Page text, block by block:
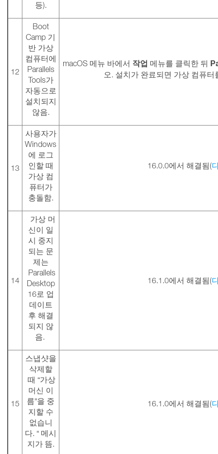
등).
12
Boot
Camp 기
반 가상
컴퓨터에
Parallels
Tools가
자동으로
설치되지
않음.
macOS 메뉴 바에서 작업 메뉴를 클릭한 뒤
오. 설치가 완료되면 가상 컴퓨
13
사용자가
Windows
에 로그
인할 때
가상 컴
퓨터가
충돌함.
16.0.0에서 해결됨(
14
가상 머
신이 일
시 중지
되는 문
제는
Parallels
Desktop
16로 업
데이트
후 해결
되지 않
음.
16.1.0에서 해결됨(
15
스냅샷을
삭제할
때 “가상
머신 이
름”을 중
지할 수
없습니
다. “ 메시
지가 뜸.
16.1.0에서 해결됨(